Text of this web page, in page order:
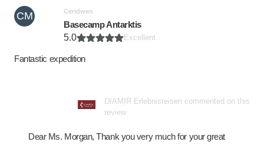
CM Ceridwen
Basecamp Antarktis
5.0
Excellent
Fantastic expedition
DIAMIR Erlebnisreisen commented on this
review
Dear Ms. Morgan, Thank you very much for your great